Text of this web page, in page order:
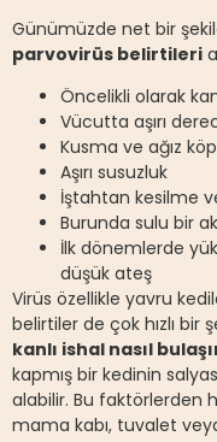
Günümüzde net bir
parvovirüs belirtileri
Öncelikli olarak
Vücutta aşırı
Kusma ve ağız
Aşırı susuzluk
İştahtan kesilme
Burunda sulu bir
İlk dönemlerde
düşük ateş
Virüs özellikle yavru
belirtiler de çok hızlı bir
kanlı ishal nasıl
kapmış bir kedinin
alabilir. Bu faktörlerden
mama kabı, tuvalet